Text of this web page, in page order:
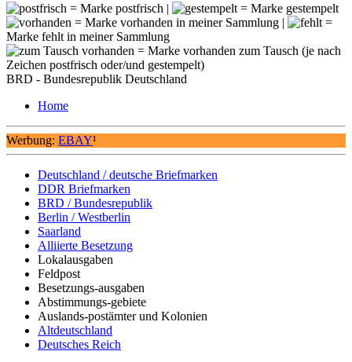
= Marke postfrisch |
= Marke gestempelt
= Marke vorhanden in meiner Sammlung |
=
Marke fehlt in meiner Sammlung
= Marke vorhanden zum Tausch (je nach
Zeichen postfrisch oder/und gestempelt)
BRD - Bundesrepublik Deutschland
Home
Werbung: EBAY¹
Deutschland / deutsche Briefmarken
DDR Briefmarken
BRD / Bundesrepublik
Berlin / Westberlin
Saarland
Alliierte Besetzung
Lokalausgaben
Feldpost
Besetzungs-ausgaben
Abstimmungs-gebiete
Auslands-postämter und Kolonien
Altdeutschland
Deutsches Reich